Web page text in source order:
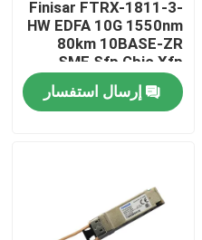
Finisar FTRX-1811-3-
HW EDFA 10G 1550nm
80km 10BASE-ZR
SMF Sfp Gbic Xfp
Qsfp
إرسال استفسار